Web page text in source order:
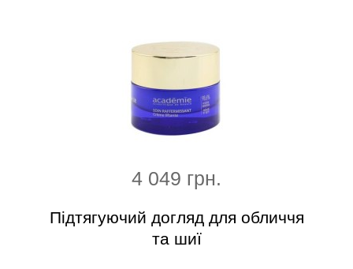
4 049 грн.
Підтягуючий догляд для обличчя
та шиї